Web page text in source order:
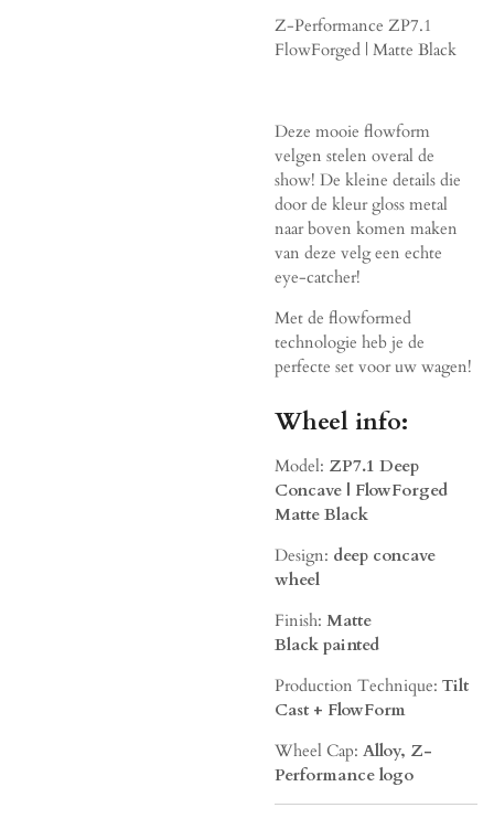
Z-Performance ZP7.1
FlowForged | Matte Black
Deze mooie flowform
velgen stelen overal de
show! De kleine details die
door de kleur gloss metal
naar boven komen maken
van deze velg een echte
eye-catcher!
Met de flowformed
technologie heb je de
perfecte set voor uw wagen!
Wheel info:
Model: ZP7.1 Deep
Concave | FlowForged
Matte Black
Design: deep concave
wheel
Finish: Matte
Black painted
Production Technique: Tilt
Cast + FlowForm
Wheel Cap: Alloy, Z-
Performance logo